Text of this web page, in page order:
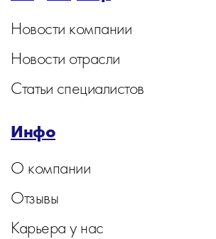
Новости компании
Новости отрасли
Статьи специалистов
Инфо
О компании
Отзывы
Карьера у нас